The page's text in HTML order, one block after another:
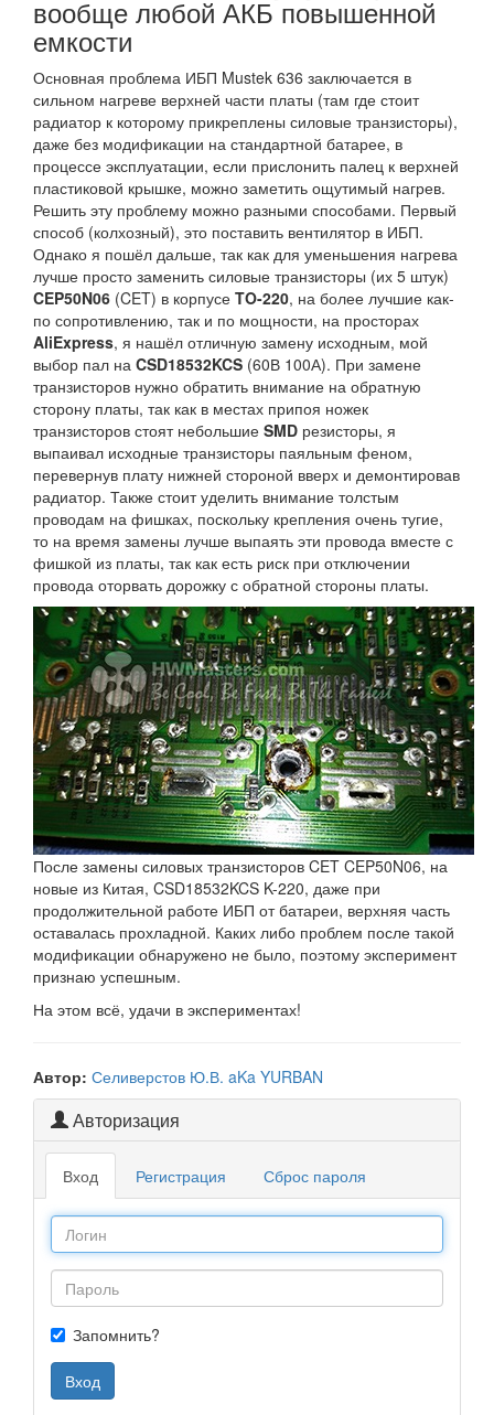
вообще любой АКБ повышенной
емкости
Основная проблема ИБП Mustek 636 заключается в
сильном нагреве верхней части платы (там где стоит
радиатор к которому прикреплены силовые транзисторы),
даже без модификации на стандартной батарее, в
процессе эксплуатации, если прислонить палец к верхней
пластиковой крышке, можно заметить ощутимый нагрев.
Решить эту проблему можно разными способами. Первый
способ (колхозный), это поставить вентилятор в ИБП.
Однако я пошёл дальше, так как для уменьшения нагрева
лучше просто заменить силовые транзисторы (их 5 штук)
CEP50N06 (CET) в корпусе TO-220, на более лучшие как-
по сопротивлению, так и по мощности, на просторах
AliExpress, я нашёл отличную замену исходным, мой
выбор пал на CSD18532KCS (60В 100А). При замене
транзисторов нужно обратить внимание на обратную
сторону платы, так как в местах припоя ножек
транзисторов стоят небольшие SMD резисторы, я
выпаивал исходные транзисторы паяльным феном,
перевернув плату нижней стороной вверх и демонтировав
радиатор. Также стоит уделить внимание толстым
проводам на фишках, поскольку крепления очень тугие,
то на время замены лучше выпаять эти провода вместе с
фишкой из платы, так как есть риск при отключении
провода оторвать дорожку с обратной стороны платы.
После замены силовых транзисторов CET CEP50N06, на
новые из Китая, CSD18532KCS K-220, даже при
продолжительной работе ИБП от батареи, верхняя часть
оставалась прохладной. Каких либо проблем после такой
модификации обнаружено не было, поэтому эксперимент
признаю успешным.
На этом всё, удачи в экспериментах!
Автор: Селиверстов Ю.В. aKa YURBAN
Авторизация
Вход Регистрация Сброс пароля
Запомнить?
Вход